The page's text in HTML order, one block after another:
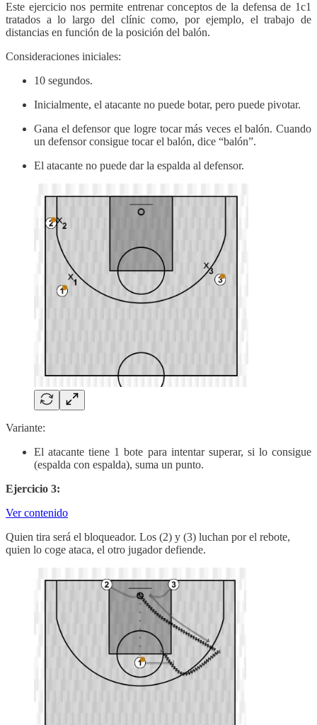
Este ejercicio nos permite entrenar conceptos de la defensa de 1c1
tratados a lo largo del clínic como, por ejemplo, el trabajo de
distancias en función de la posición del balón.
Consideraciones iniciales:
10 segundos.
Inicialmente, el atacante no puede botar, pero puede pivotar.
Gana el defensor que logre tocar más veces el balón. Cuando
un defensor consigue tocar el balón, dice “balón”.
El atacante no puede dar la espalda al defensor.
Variante:
El atacante tiene 1 bote para intentar superar, si lo consigue
(espalda con espalda), suma un punto.
Ejercicio 3:
Ver contenido
Quien tira será el bloqueador. Los (2) y (3) luchan por el rebote,
quien lo coge ataca, el otro jugador defiende.